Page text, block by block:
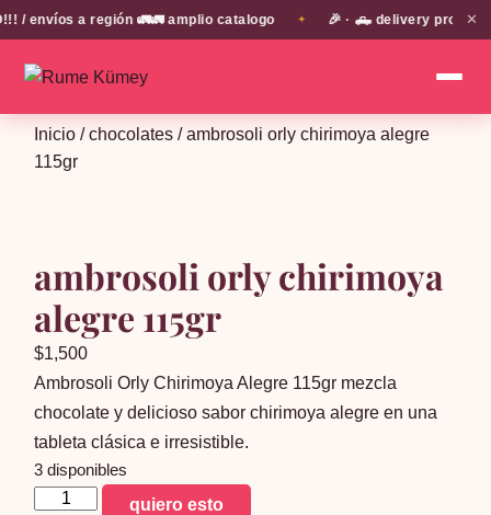
envíos a región 🚛🚛 amplio catalogo 🎉 · 🛻 delivery propio en
✕
Inicio /chocolates / ambrosoli orly chirimoya alegre
115gr
ambrosoli orly chirimoya
alegre 115gr
$1,500
Ambrosoli Orly Chirimoya Alegre 115gr mezcla
chocolate y delicioso sabor chirimoya alegre en una
tableta clásica e irresistible.
3 disponibles
ambrosoli
quiero esto